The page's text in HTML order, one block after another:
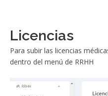
Licencias
Para subir las licencias
dentro del menú de RRHH